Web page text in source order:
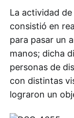
La actividad
consistió en
para pasar un
manos; dicha
personas de
con distintas
lograron un